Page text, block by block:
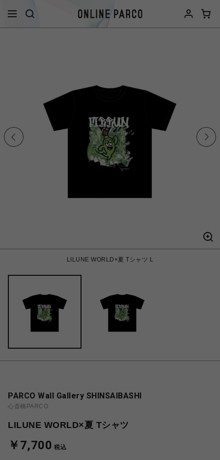
LILUNE WORLD×夏 Tシャツ L
PARCO Wall Gallery SHINSAIBASHI
心斎橋PARCO
LILUNE WORLD×夏 Tシャツ
￥7,700 税込